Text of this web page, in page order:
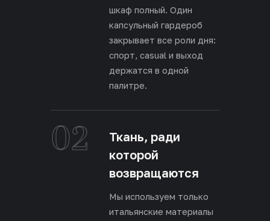
шкаф полный. Один
капсульный гардероб
закрывает все роли дня:
спорт, casual и выход
держатся в одной
палитре.
02
Ткань, ради
которой
возвращаются
Мы используем только
итальянские материалы